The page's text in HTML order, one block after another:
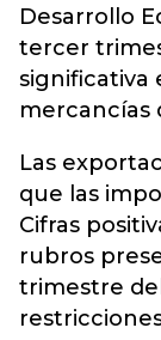
Desarrollo
tercer
significativa
mercancías
Las
que las
Cifras
rubros
trimestre